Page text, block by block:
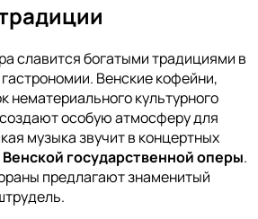
славится богатыми традициями в
Венские кофейни,
нематериального культурного
особую атмосферу для
музыка звучит в концертных
Венской государственной оперы.
предлагают знаменитый